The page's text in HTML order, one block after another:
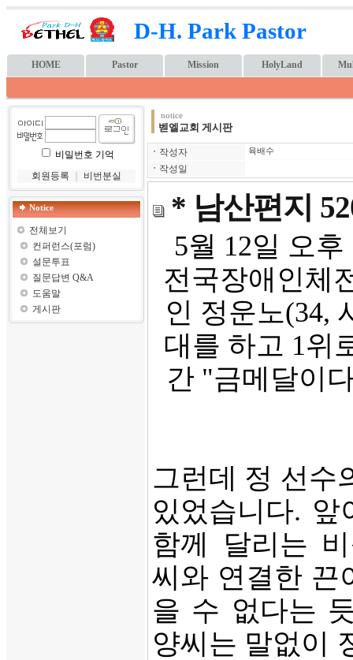
D-H. Park Pastor
HOME Pastor Mission HolyLand
비밀번호 기억
회원등록
비번분실
Notice
전체보기
컨퍼런스(포럼)
설문투표
질문답변 Q&A
도움말
게시판
notice
벧엘교회 게시판
ㆍ 작성자 육배수
ㆍ 작성일
* 남산편지
5월 12일 오
전국장애인체
인 정운노(34,
대를 하고 1위
간 "금메달이
그런데 정 선수
있었습니다.
함께 달리는
씨와 연결한 끈
을 수 없다는
양씨는 말없이